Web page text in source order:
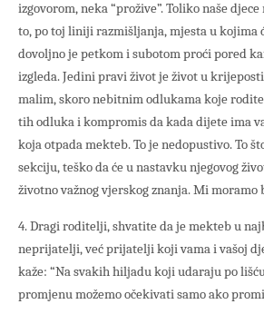
izgovorom, neka “prožive”. Toliko naše
to, po toj liniji razmišljanja, mjesta u kojima
dovoljno je petkom i subotom proći pored
izgleda. Jedini pravi život je život u
malim, skoro nebitnim odlukama koje
tih odluka i kompromis da kada dijete ima
koja otpada mekteb. To je nedopustivo. To
sekciju, teško da će u nastavku njegovog
životno važnog vjerskog znanja. Mi
4. Dragi roditelji, shvatite da je mekteb u
neprijatelji, već prijatelji koji vama i vašoj
kaže: “Na svakih hiljadu koji udaraju po
promjenu možemo očekivati samo ako